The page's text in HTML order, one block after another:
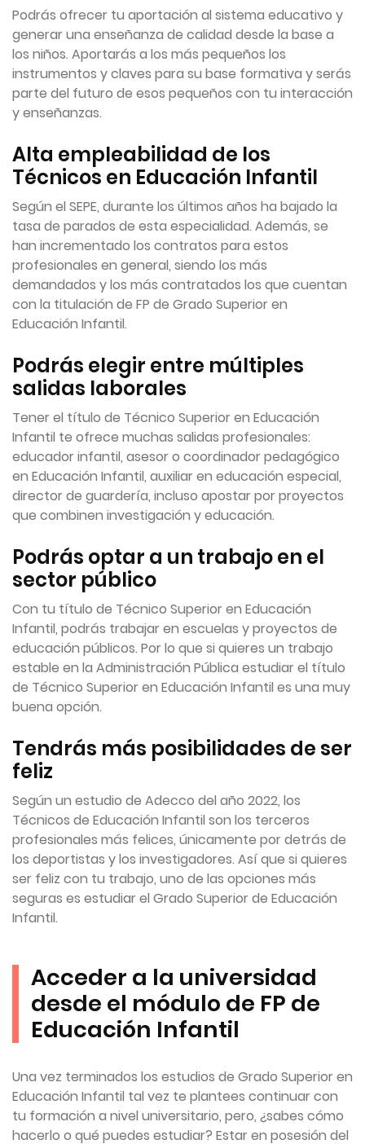
Podrás ofrecer tu aportación al sistema educativo y
generar una enseñanza de calidad desde la base a
los niños. Aportarás a los más pequeños los
instrumentos y claves para su base formativa y serás
parte del futuro de esos pequeños con tu interacción
y enseñanzas.
Alta empleabilidad de los
Técnicos en Educación Infantil
Según el SEPE, durante los últimos años ha bajado la
tasa de parados de esta especialidad. Además, se
han incrementado los contratos para estos
profesionales en general, siendo los más
demandados y los más contratados los que cuentan
con la titulación de FP de Grado Superior en
Educación Infantil.
Podrás elegir entre múltiples
salidas laborales
Tener el título de Técnico Superior en Educación
Infantil te ofrece muchas salidas profesionales:
educador infantil, asesor o coordinador pedagógico
en Educación Infantil, auxiliar en educación especial,
director de guardería, incluso apostar por proyectos
que combinen investigación y educación.
Podrás optar a un trabajo en el
sector público
Con tu título de Técnico Superior en Educación
Infantil, podrás trabajar en escuelas y proyectos de
educación públicos. Por lo que si quieres un trabajo
estable en la Administración Pública estudiar el título
de Técnico Superior en Educación Infantil es una muy
buena opción.
Tendrás más posibilidades de ser
feliz
Según un estudio de Adecco del año 2022, los
Técnicos de Educación Infantil son los terceros
profesionales más felices, únicamente por detrás de
los deportistas y los investigadores. Así que si quieres
ser feliz con tu trabajo, uno de las opciones más
seguras es estudiar el Grado Superior de Educación
Infantil.
Acceder a la universidad
desde el módulo de FP de
Educación Infantil
Una vez terminados los estudios de Grado Superior en
Educación Infantil tal vez te plantees continuar con
tu formación a nivel universitario, pero, ¿sabes cómo
hacerlo o qué puedes estudiar? Estar en posesión del